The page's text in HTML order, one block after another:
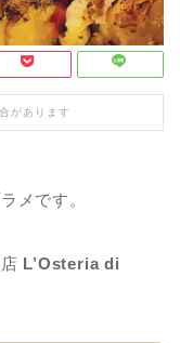
があります
メです。
L’Osteria di